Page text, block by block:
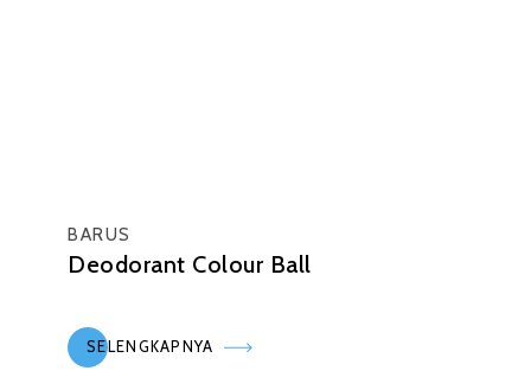
BARUS
Deodorant Colour Ball
SELENGKAPNYA